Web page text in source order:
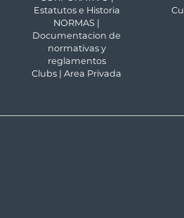
Estatutos e Historia
NORMAS |
Documentacion de
normativas y
reglamentos
Clubs | Area Privada